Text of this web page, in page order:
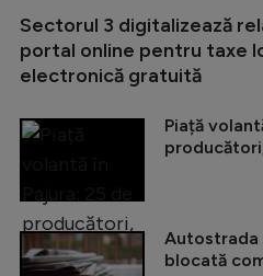
Sectorul 3 digitalizează
portal online pentru taxe
electronică gratuită
Piață
Autostrada
blocată